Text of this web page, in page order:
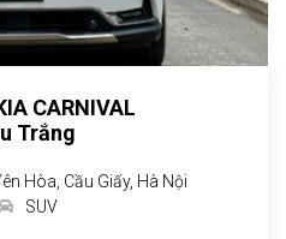
CARNIVAL
Trắng
Hòa, Cầu Giấy, Hà Nội
SUV